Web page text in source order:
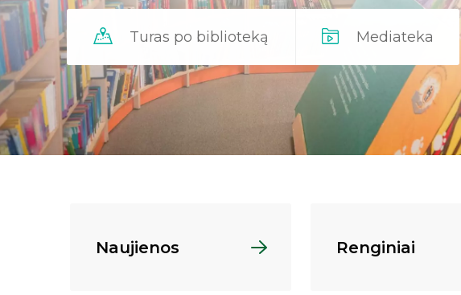
Turas po biblioteką Mediateka
Naujienos Renginiai